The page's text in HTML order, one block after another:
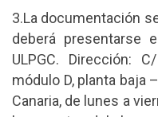
3.La documentación
deberá presentarse
ULPGC. Dirección:
módulo D, planta baja
Canaria, de lunes a